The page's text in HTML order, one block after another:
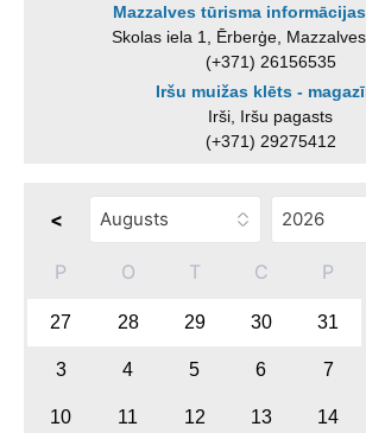
Mazzalves tūrisma
Skolas iela 1, Ērberģe,
(+371) 26156535
Iršu muižas klēts -
Irši, Iršu pagasts
(+371) 29275412
<
P O T C P
27 28 29 30 31
3 4 5 6 7
10 11 12 13 14